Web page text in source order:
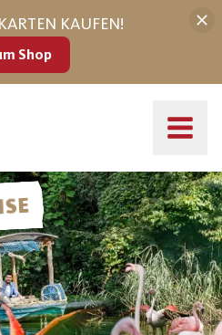
KAUFEN!
Shop